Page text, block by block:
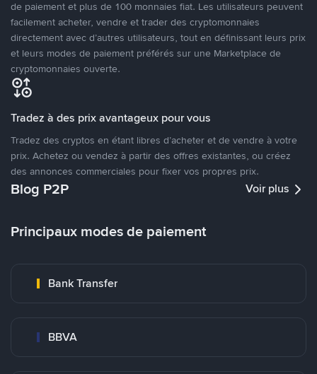
de paiement et plus de 100 monnaies fiat. Les utilisateurs peuvent
facilement acheter, vendre et trader des cryptomonnaies
directement avec d’autres utilisateurs, tout en définissant leurs prix
et leurs modes de paiement préférés sur une Marketplace de
cryptomonnaies ouverte.
Tradez à des prix avantageux pour vous
Tradez des cryptos en étant libres d’acheter et de vendre à votre
prix. Achetez ou vendez à partir des offres existantes, ou créez
des annonces commerciales pour fixer vos propres prix.
Blog P2P Voir plus
Principaux modes de paiement
Bank Transfer
BBVA